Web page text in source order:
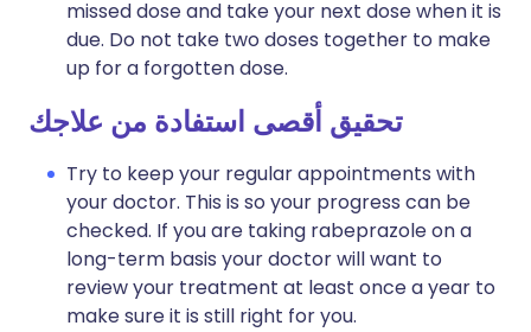
missed dose and take your next dose when it is
due. Do not take two doses together to make
up for a forgotten dose.
تحقيق أقصى استفادة من علاجك
Try to keep your regular appointments with
your doctor. This is so your progress can be
checked. If you are taking rabeprazole on a
long-term basis your doctor will want to
review your treatment at least once a year to
make sure it is still right for you.